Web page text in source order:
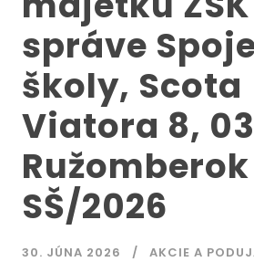
správe
školy, Scota
Viatora 8,
SŠ/2026
30. JÚNA 2026 AKCIE A